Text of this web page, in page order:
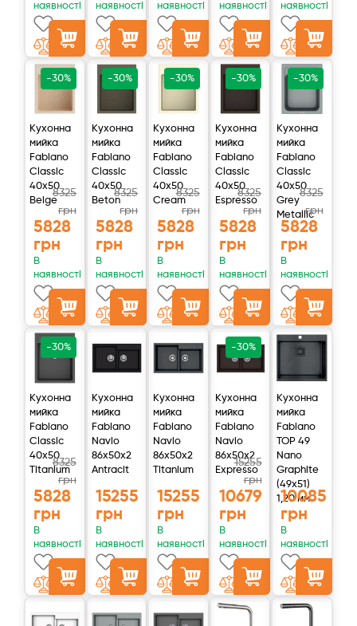
наявності
наявності
наявності
наявності
наявності
-30%
Кухонна
мийка
Fabiano
Classic
40x50
Beige
8325
грн
5828
грн
В
наявності
-30%
Кухонна
мийка
Fabiano
Classic
40x50
Beton
8325
грн
5828
грн
В
наявності
-30%
Кухонна
мийка
Fabiano
Classic
40x50
Cream
8325
грн
5828
грн
В
наявності
-30%
Кухонна
мийка
Fabiano
Classic
40x50
Espresso
8325
грн
5828
грн
В
наявності
-30%
Кухонна
мийка
Fabiano
Classic
40x50
Grey
Metallic
8325
грн
5828
грн
В
наявності
-30%
Кухонна
мийка
Fabiano
Classic
40x50
Titanium
8325
грн
5828
грн
В
наявності
Кухонна
мийка
Fabiano
Navio
86x50x2
Antracit
15255
грн
В
наявності
Кухонна
мийка
Fabiano
Navio
86x50x2
Titanium
15255
грн
В
наявності
-30%
Кухонна
мийка
Fabiano
Navio
86x50x2
Expresso
15255
грн
10679
грн
В
наявності
Кухонна
мийка
Fabiano
TOP 49
Nano
Graphite
(49x51)
1,20 мм
10085
грн
В
наявності